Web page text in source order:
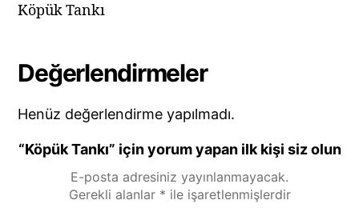
Köpük Tankı
Değerlendirmeler
Henüz değerlendirme yapılmadı.
“Köpük Tankı” için yorum yapan ilk kişi siz olun
E-posta adresiniz yayınlanmayacak.
Gerekli alanlar * ile işaretlenmişlerdir